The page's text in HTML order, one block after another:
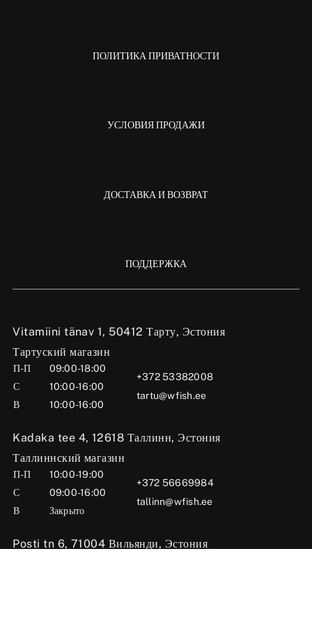
Vitamiini tänav 1, 50412 Тарту, Эстония
Тартуский магазин
П-П
09:00-18:00
С
10:00-16:00
В
10:00-16:00
+372 53382008
tartu@wfish.ee
Kadaka tee 4, 12618 Таллинн, Эстония
Таллиннский магазин
П-П
10:00-19:00
С
09:00-16:00
В
Закрыто
+372 56669984
tallinn@wfish.ee
Posti tn 6, 71004 Вильянди, Эстония
ПОЛИТИКА ПРИВАТНОСТИ
УСЛОВИЯ ПРОДАЖИ
ДОСТАВКА И ВОЗВРАТ
ПОДДЕРЖКА